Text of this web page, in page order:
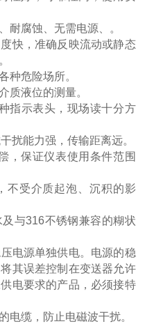
耐腐蚀、无需电源、。
快，准确反映流动或静态
种危险场所。
质液位的测量。
指示表头，现场读十分方
扰能力强，传输距离远。
，保证仪表使用条件范围
不受介质起泡、沉积的影
与316不锈钢兼容的糊状
电源单独供电。电源的稳
其误差控制在变送器允许
电要求的产品，必须接特
电缆，防止电磁波干扰。